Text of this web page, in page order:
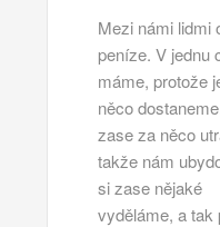
Mezi námi lidmi
peníze. V jednu
máme, protože
něco
zase za něco
takže nám
si zase nějaké
vyděláme, a tak